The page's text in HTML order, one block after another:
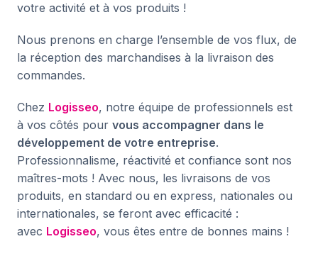
votre activité et à vos produits !
Nous prenons en charge l’ensemble de vos flux, de
la réception des marchandises à la livraison des
commandes.
Chez Logisseo, notre équipe de professionnels est
à vos côtés pour vous accompagner dans le
développement de votre entreprise.
Professionnalisme, réactivité et confiance sont nos
maîtres-mots ! Avec nous, les livraisons de vos
produits, en standard ou en express, nationales ou
internationales, se feront avec efficacité :
avec Logisseo, vous êtes entre de bonnes mains !